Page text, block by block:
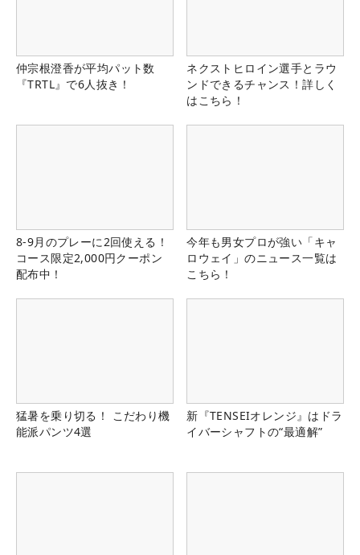
仲宗根澄香が平均パット数
『TRTL』で6人抜き！
ネクストヒロイン選手とラウ
ンドできるチャンス！詳しく
はこちら！
8-9月のプレーに2回使える！
コース限定2,000円クーポン
配布中！
今年も男女プロが強い「キャ
ロウェイ」のニュース一覧は
こちら！
猛暑を乗り切る！ こだわり機
能派パンツ4選
新『TENSEIオレンジ』はドラ
イバーシャフトの“最適解”